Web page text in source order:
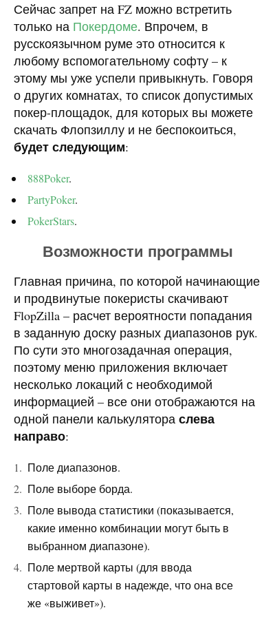
Сейчас запрет на FZ можно встретить
только на Покердоме. Впрочем, в
русскоязычном руме это относится к
любому вспомогательному софту – к
этому мы уже успели привыкнуть. Говоря
о других комнатах, то список допустимых
покер-площадок, для которых вы можете
скачать Флопзиллу и не беспокоиться,
будет следующим:
888Poker.
PartyPoker.
PokerStars.
Возможности программы
Главная причина, по которой начинающие
и продвинутые покеристы скачивают
FlopZilla – расчет вероятности попадания
в заданную доску разных диапазонов рук.
По сути это многозадачная операция,
поэтому меню приложения включает
несколько локаций с необходимой
информацией – все они отображаются на
одной панели калькулятора слева
направо:
Поле диапазонов.
Поле выборе борда.
Поле вывода статистики (показывается,
какие именно комбинации могут быть в
выбранном диапазоне).
Поле мертвой карты (для ввода
стартовой карты в надежде, что она все
же «выживет»).